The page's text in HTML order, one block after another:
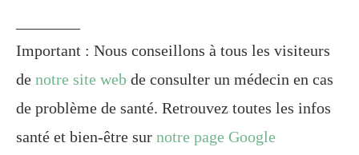
Important : Nous conseillons à tous les visiteurs
de notre site web de consulter un médecin en cas
de problème de santé. Retrouvez toutes les infos
santé et bien-être sur notre page Google